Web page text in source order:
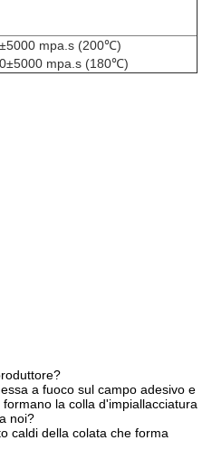
mpa.s (200℃)
mpa.s (180℃)
a fuoco sul campo adesivo e
la colla d'impiallacciatura
noi?
caldi della colata che forma